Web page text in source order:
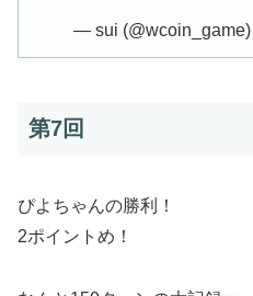
— sui (@wcoin_game)
第7回
ぴよちゃんの勝利！
2ポイントめ！